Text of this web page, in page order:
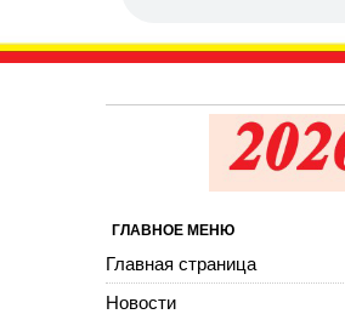
ГЛАВНОЕ МЕНЮ
Главная страница
Новости